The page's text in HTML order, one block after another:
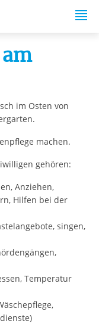
im Osten von
machen.
gehören:
Anziehen,
Hilfen bei der
singen,
Temperatur